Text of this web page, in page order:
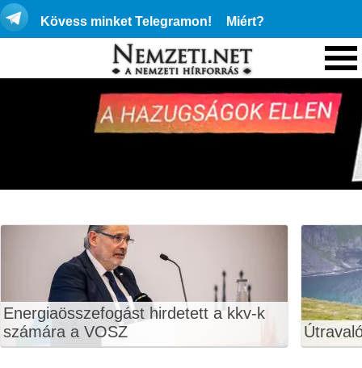
Kövess minket Telegramon! Miért?
Energiaösszefogást hirdetett a kkv-k
számára a VOSZ